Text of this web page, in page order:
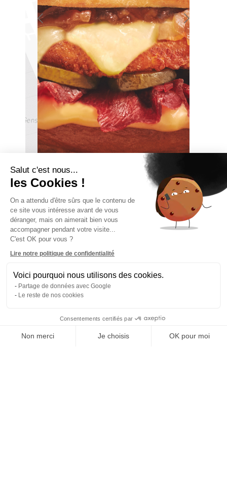
Salut c'est nous...
les Cookies !
On a attendu d'être sûrs que le contenu de
ce site vous intéresse avant de vous
déranger, mais on aimerait bien vous
accompagner pendant votre visite...
C'est OK pour vous ?
Lire notre politique de confidentialité
Voici pourquoi nous utilisons des cookies.
Partage de données avec Google
Le reste de nos cookies
Consentements certifiés par
Non merci Je choisis OK pour moi
Le bagel Triple
Raclette
Notre bagel de saison avec
du bourguignon, maintenant